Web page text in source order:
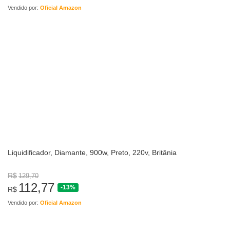
Vendido por: Oficial Amazon
Liquidificador, Diamante, 900w, Preto, 220v, Britânia
R$ 129,70
R$ 112,77 -13%
Vendido por: Oficial Amazon